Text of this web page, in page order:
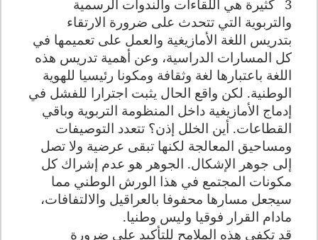
3 كثيرة هي اللقاءات والندوات الرسمية
والتربوية التي تتحدث على ضرورة الارتقاء
بتدريس اللغة الأمازيغية والعمل على تعميمها في
كل المسارات الدراسية، وعن أهمية تدريس هذه
اللغة باعتبارها لغة وثقافة ومكونا رئيسيا للهوية
الوطنية. لكن واقع الحال يثبت اجترارا للفشل في
إدماج الأمازيغية داخل المنظومة التربوية وباقي
القطاعات. أين الخلل إذن؟ تتعدد التوصيفات
ومساحيق المعالجة لكنها تبقى عرضية ولا تصل
إلى جوهر الإشكال. الجوهر هو عدم إشراك كل
مكونات المجتمع في هذا الورش الوطني مما
سيجعل مسارها محفوفا بالعراقيل والالتفافات،
مادام القرار فوقيا وليس وطنيا.
قد تكفي هذه الملامح للتأكيد على ضرورة